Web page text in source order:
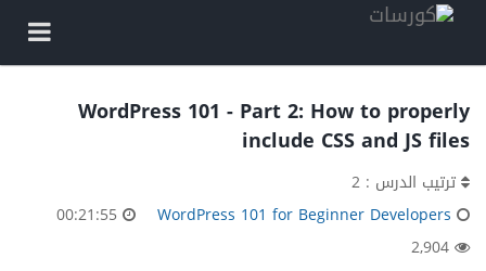
WordPress 101 - Part 2: How to properly
include CSS and JS files
ترتيب الدرس : 2
WordPress 101 for Beginner Developers